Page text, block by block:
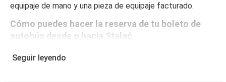
equipaje de mano y una pieza de equipaje facturado.
Cómo puedes hacer la reserva de tu boleto de
autobús desde o hacia Stalać
Reservar un boleto con FlixBus es muy sencillo: en este
Seguir leyendo